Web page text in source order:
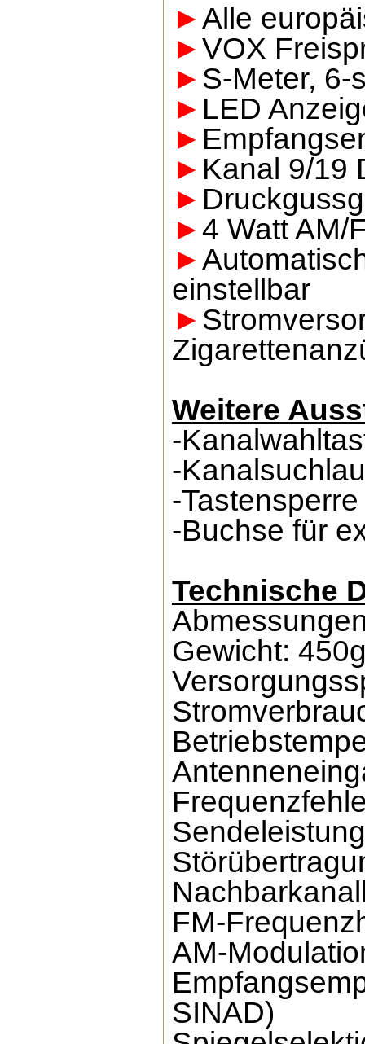
►Alle
►VOX
► S-Meter, 6-
► LED
►
► Kanal 9/19
►
►4 Watt AM/
►
einstellbar
►
Weitere
-
-
-Tastensperre
-Buchse für
Technische
Gewicht:
FM-
AM-
SINAD)